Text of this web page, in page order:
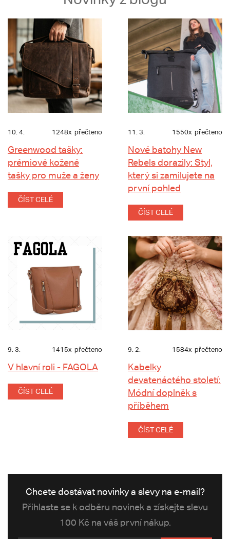
10. 4. 1248x přečteno
Greenwood tašky:
prémiové kožené
tašky pro muže a ženy
ČÍST CELÉ
11. 3. 1550x přečteno
Nové batohy New
Rebels dorazily: Styl,
který si zamilujete na
první pohled
ČÍST CELÉ
9. 3. 1415x přečteno
V hlavní roli - FAGOLA
ČÍST CELÉ
9. 2. 1584x přečteno
Kabelky
devatenáctého století:
Módní doplněk s
příběhem
ČÍST CELÉ
Chcete dostávat novinky a slevy na e-mail?
Přihlaste se k odběru novinek a získejte slevu
100 Kč na váš první nákup.